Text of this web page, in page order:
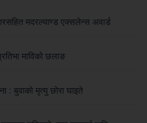
मदरल्याण्ड एक्सलेन्स अवार्ड
माविको छलाङ
: बुवाको मृत्यु छोरा घाइते